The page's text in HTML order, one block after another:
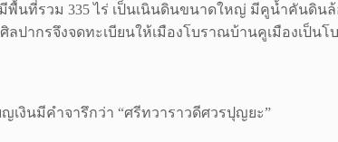
พื้นที่รวม 335 ไร่ เป็นเนินดินขนาดใหญ่ มีคูน้ำคันดิน
ลปากรจึงจดทะเบียนให้เมืองโบราณบ้านคูเมืองเป็น
เงินมีคำจารึกว่า “ศรีทวาราวดีศวรปุญยะ”